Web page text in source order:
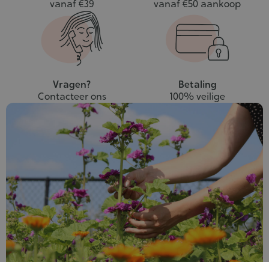
vanaf €39
vanaf €50 aankoop
Vragen?
Contacteer ons
Betaling
100% veilige